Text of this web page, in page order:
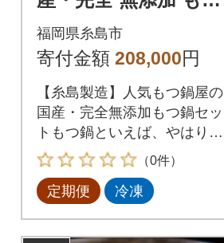
鍋セット (約2人前) し
ょうゆ味[AFF013]
福岡県糸島市
寄付金額 208,000円
【糸島製造】人気もつ鍋屋の
国産・完全無添加もつ鍋セッ
トもつ鍋といえば、やはり一
番気になるのは【もつ】九州
産の生の牛もつを最短ルート
で新鮮な状態で仕入れ、長年
急速冷凍技術により、ぷりっ
（0件）
定期便 冷凍